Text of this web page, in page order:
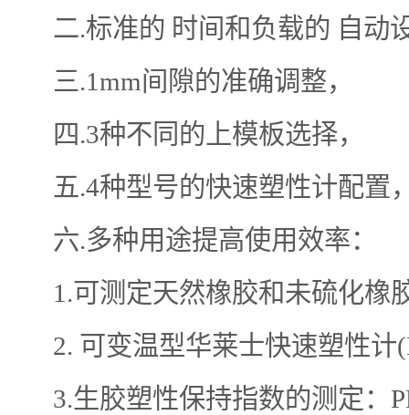
二.标准的 时间和负载的 自动
三.1mm间隙的准确调整，
四.3种不同的上模板选择，
五.4种型号的快速塑性计配置
六.多种用途提高使用效率：
1.可测定天然橡胶和未硫化橡
2. 可变温型华莱士快速塑性计
3.生胶塑性保持指数的测定：